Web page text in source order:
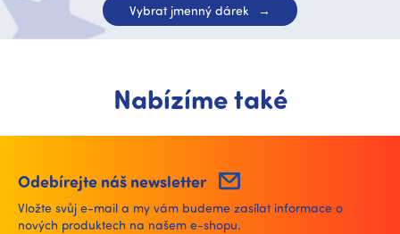
Vybrat jmenný dárek
Nabízíme také
Odebírejte náš newsletter
Vložte svůj e-mail a my vám budeme zasílat informace o
nových produktech na našem e-shopu.